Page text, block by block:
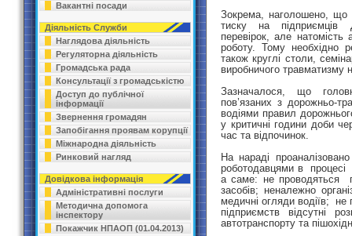
Вакантні посади
Діяльність Служби
Наглядова діяльність
Регуляторна діяльність
Громадська рада
Консультації з громадськістю
Доступ до публічної
інформації
Звернення громадян
Запобігання проявам корупції
Міжнародна діяльність
Ринковий нагляд
Довідкова інформація
Адміністративні послуги
Методична допомога
інспектору
Покажчик НПАОП (01.04.2013)
Зокрема, наголошено,
тиску на підприємців
перевірок, але натомість
роботу. Тому необхідно
також круглі столи,
виробничого травматизму
Зазначалося, що
пов’язаних з дорожньо-
водіями правил
у критичні години доби
час та відпочинок.
На нараді
роботодавцями в процесі
а саме: не проводяться
засобів; неналежно
медичні огляди водіїв;
підприємств відсутні
автотранспорту та